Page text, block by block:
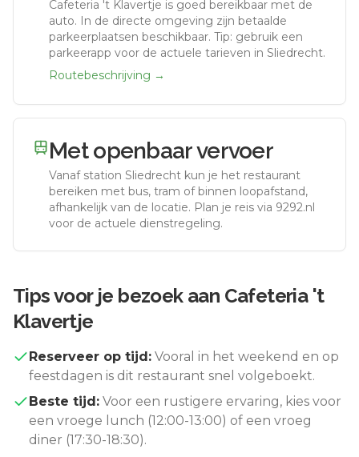
Cafeteria 't Klavertje is goed bereikbaar met de
auto.
In de directe omgeving zijn betaalde
parkeerplaatsen beschikbaar. Tip: gebruik een
parkeerapp voor de actuele tarieven in Sliedrecht.
Routebeschrijving →
Met openbaar vervoer
Vanaf station Sliedrecht kun je het restaurant
bereiken met bus, tram of binnen loopafstand,
afhankelijk van de locatie. Plan je reis via 9292.nl
voor de actuele dienstregeling.
Tips voor je bezoek aan Cafeteria 't
Klavertje
Reserveer op tijd: Vooral in het weekend en op
feestdagen is dit restaurant snel volgeboekt.
Beste tijd: Voor een rustigere ervaring, kies voor
een vroege lunch (12:00-13:00) of een vroeg
diner (17:30-18:30).